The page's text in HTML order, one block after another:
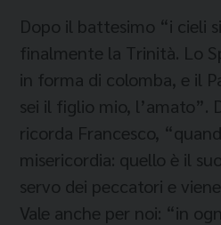
Dopo il battesimo “i cieli
finalmente la Trinità. Lo
in forma di colomba, e il
sei il figlio mio, l’amato”.
ricorda Francesco,
misericordia: quello è il
servo dei peccatori e
Vale anche per noi: “in